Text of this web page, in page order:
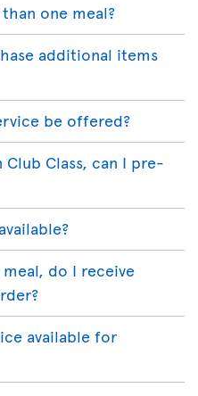
one meal?
additional items
be offered?
Class, can I pre-
do I receive
available for